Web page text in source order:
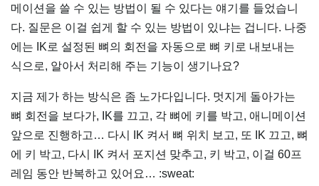
메이션을 쓸 수 있는 방법이 될 수 있다는 얘기를 들었습니
다. 질문은 이걸 쉽게 할 수 있는 방법이 있냐는 겁니다. 나중
에는 IK로 설정된 뼈의 회전을 자동으로 뼈 키로 내보내는
식으로, 알아서 처리해 주는 기능이 생기나요?
지금 제가 하는 방식은 좀 노가다입니다. 멋지게 돌아가는
뼈 회전을 보다가, IK를 끄고, 각 뼈에 키를 박고, 애니메이션
앞으로 진행하고… 다시 IK 켜서 뼈 위치 보고, 또 IK 끄고, 뼈
에 키 박고, 다시 IK 켜서 포지션 맞추고, 키 박고, 이걸 60프
레임 동안 반복하고 있어요… :sweat: